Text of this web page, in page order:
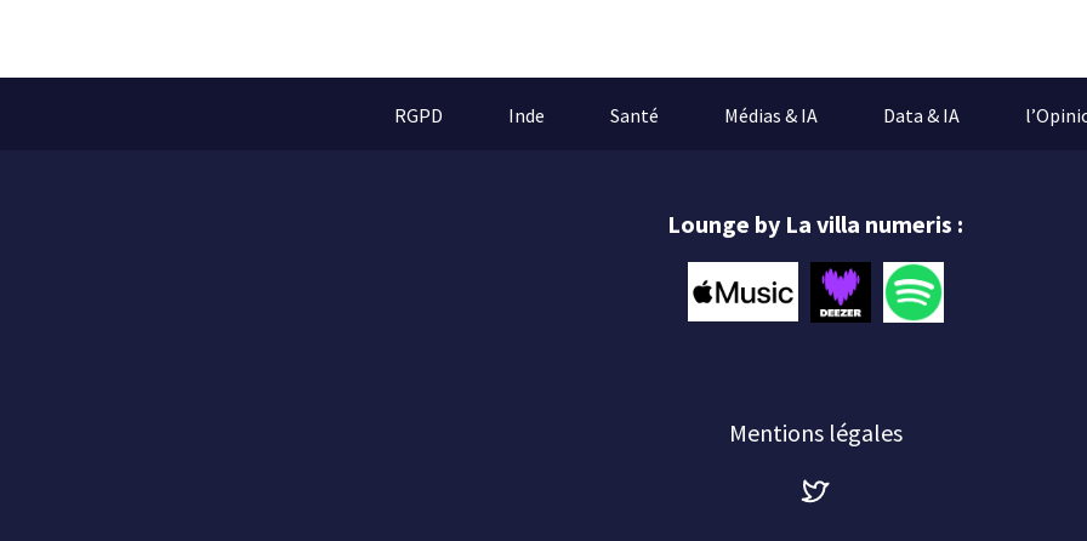
RGPD Inde Santé Médias & IA Data & IA
Lounge by La villa numeris :
Mentions légales